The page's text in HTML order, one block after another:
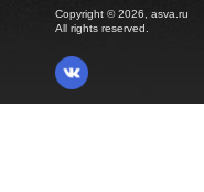
Copyright © 2026, asva.ru
All rights reserved.